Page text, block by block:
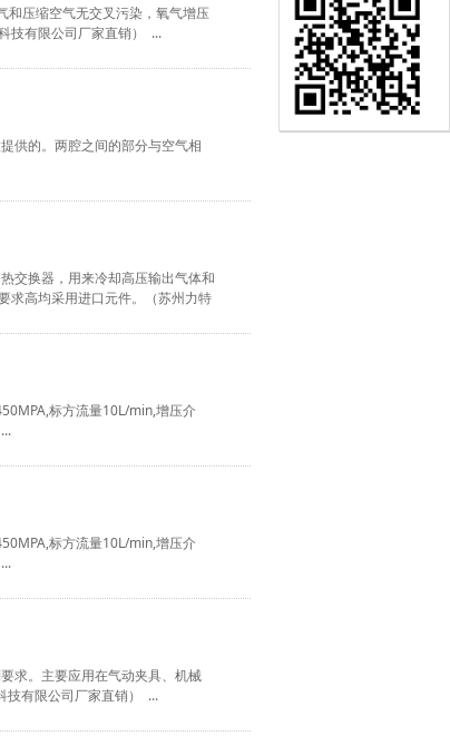
和压缩空气无交叉污染，氧气增压
技有限公司厂家直销） ...
供的。两腔之间的部分与空气相
交换器，用来冷却高压输出气体和
求高均采用进口元件。（苏州力特
标方流量10L/min,增压介
标方流量10L/min,增压介
求。主要应用在气动夹具、机械
技有限公司厂家直销） ...